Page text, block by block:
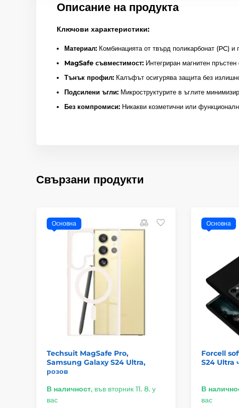
Описание на продукта
Ключови характеристики:
Материал: Комбинацията от твърд поликарбонат (PC) и
MagSafe съвместимост: Интегриран магнитен
Тънък профил: Калъфът осигурява защита без
Подсилени ъгли: Микроструктурите в ъглите
Без компромиси: Никакви козметични или
Свързани продукти
Основна
Techsuit MagSafe Pro,
Samsung Galaxy S24 Ultra,
розов
В наличност, във вторник 11. 8. у
вас
Основна
Forcell
S24 Ultra
В
вас